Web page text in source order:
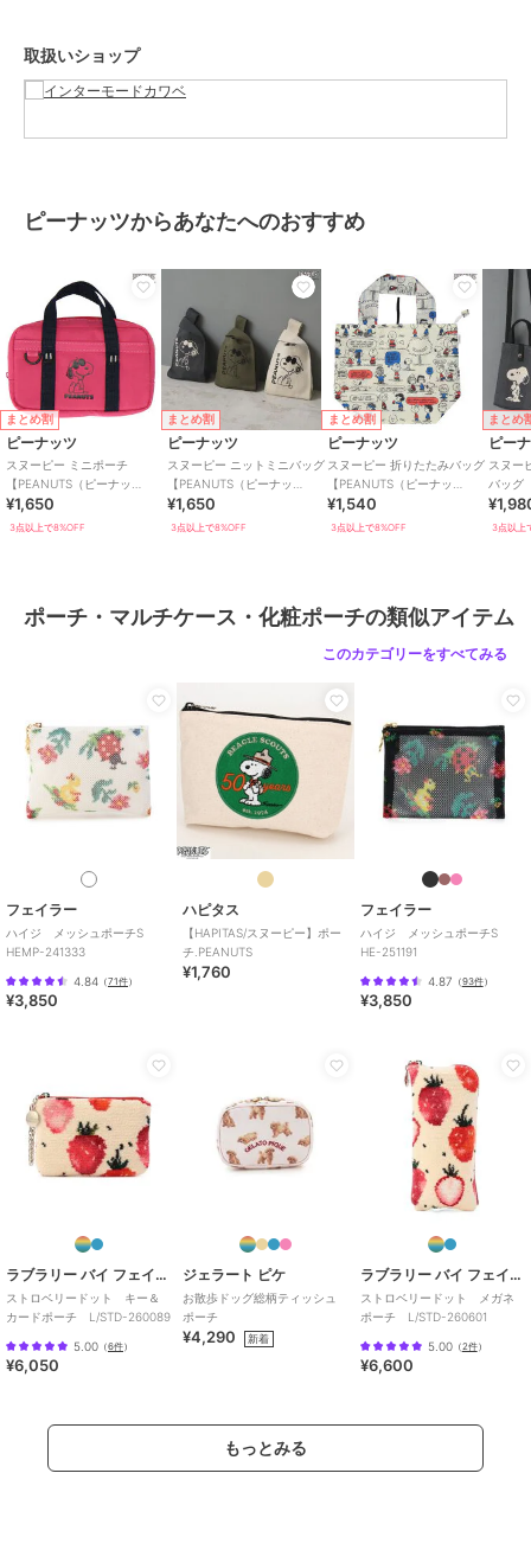
サイズ
素材
ポリエステル100％
取扱いショップ
ピーナッツからあなたへのおすすめ
まとめ割
ピーナッツ
スヌーピー ミニポーチ
【PEANUTS（ピーナッ
ツ）】
¥1,650
3点以上で8%OFF
まとめ割
ピーナッツ
スヌーピー ニットミニバッグ
【PEANUTS（ピーナッ
ツ）】
¥1,650
3点以上で8%OFF
まとめ割
ピーナッツ
スヌーピー 折りたたみバッグ
【PEANUTS（ピーナッ
ツ）】
¥1,540
3点以上で8%OFF
まとめ
ピー
スヌー
バッグ
ッツ）
3点以上
ポーチ・マルチケース・化粧ポーチの類似アイテム
このカテゴリーをすべてみる
フェイラー
ハイジ メッシュポーチS
HEMP-241333
4.84 （71件）
¥3,850
ハピタス
【HAPITAS/スヌーピー】ポー
チ.PEANUTS
¥1,760
フェイラー
ハイジ メッシュポーチS
HE-251191
4.87 （93件）
¥3,850
ラブラリー バイ フェイラー
ストロベリードット キー＆
カードポーチ L/STD-260089
5.00 （6件）
¥6,050
ジェラート ピケ
お散歩ドッグ総柄ティッシュ
ポーチ
¥4,290 新着
ラブラリー バイ フェイラー
ストロベリードット メガネ
ポーチ L/STD-260601
5.00（2件）
¥6,600
もっとみる